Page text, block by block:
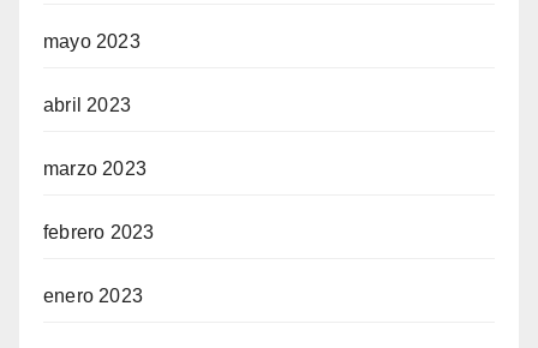
mayo 2023
abril 2023
marzo 2023
febrero 2023
enero 2023